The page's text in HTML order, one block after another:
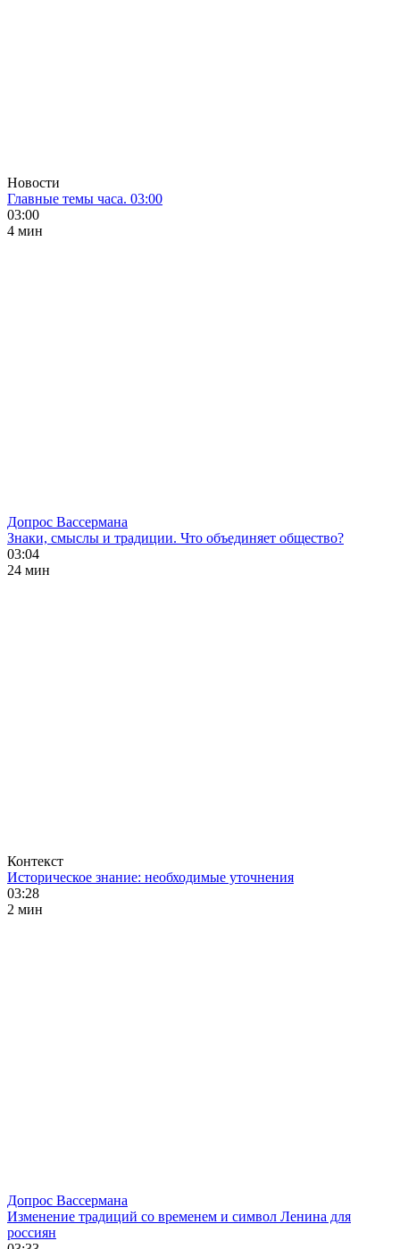
Новости
Главные темы часа. 03:00
03:00
4 мин
Допрос Вассермана
Знаки, смыслы и традиции. Что объединяет общество?
03:04
24 мин
Контекст
Историческое знание: необходимые уточнения
03:28
2 мин
Допрос Вассермана
Изменение традиций со временем и символ Ленина для
россиян